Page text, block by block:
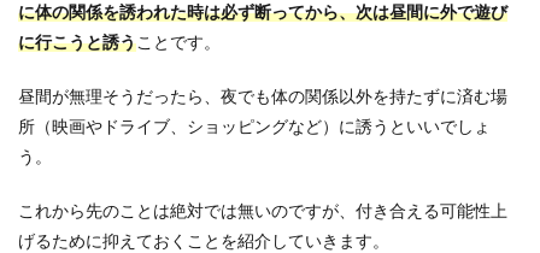
に体の関係を誘われた時は必ず断ってから、次は昼間に外で遊び
に行こうと誘うことです。
昼間が無理そうだったら、夜でも体の関係以外を持たずに済む場
所（映画やドライブ、ショッピングなど）に誘うといいでしょ
う。
これから先のことは絶対では無いのですが、付き合える可能性上
げるために抑えておくことを紹介していきます。